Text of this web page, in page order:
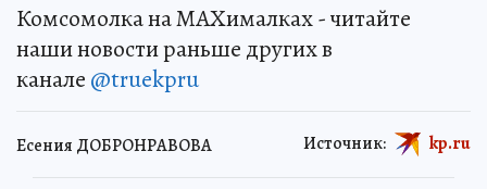
Комсомолка на MAXималках - читайте
наши новости раньше других в
канале @truekpru
Есения ДОБРОНРАВОВА Источник: kp.ru